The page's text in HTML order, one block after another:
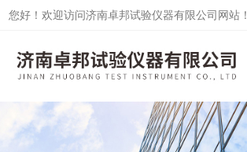
您好！欢迎访问济南卓邦试验仪器有限公司网站！